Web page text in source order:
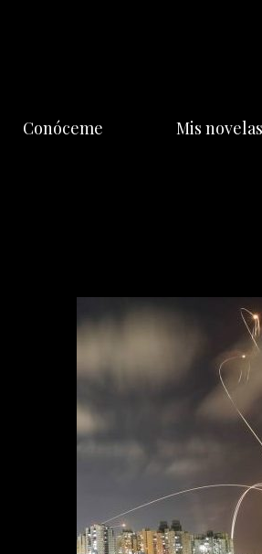
Conóceme Mis